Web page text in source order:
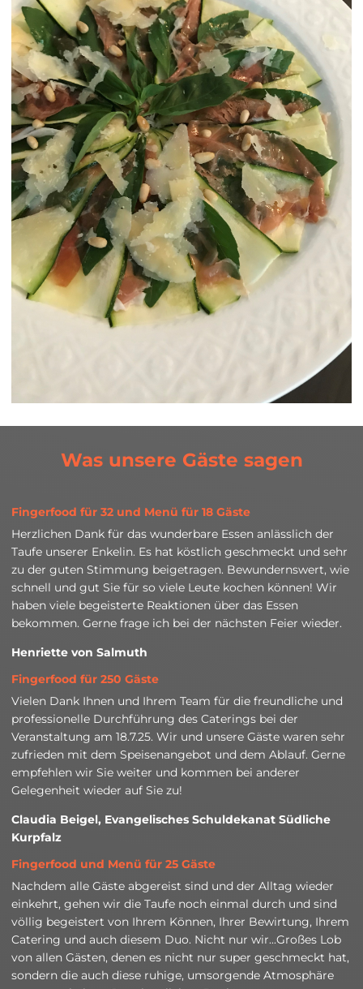
Was unsere Gäste sagen
Fingerfood für 32 und Menü für 18 Gäste
Herzlichen Dank für das wunderbare Essen anlässlich der
Taufe unserer Enkelin. Es hat köstlich geschmeckt und sehr
zu der guten Stimmung beigetragen. Bewundernswert, wie
schnell und gut Sie für so viele Leute kochen können! Wir
haben viele begeisterte Reaktionen über das Essen
bekommen. Gerne frage ich bei der nächsten Feier wieder.
Henriette von Salmuth
Fingerfood für 250 Gäste
Vielen Dank Ihnen und Ihrem Team für die freundliche und
professionelle Durchführung des Caterings bei der
Veranstaltung am 18.7.25. Wir und unsere Gäste waren sehr
zufrieden mit dem Speisenangebot und dem Ablauf. Gerne
empfehlen wir Sie weiter und kommen bei anderer
Gelegenheit wieder auf Sie zu!
Claudia Beigel, Evangelisches Schuldekanat Südliche
Kurpfalz
Fingerfood und Menü für 25 Gäste
Nachdem alle Gäste abgereist sind und der Alltag wieder
einkehrt, gehen wir die Taufe noch einmal durch und sind
völlig begeistert von Ihrem Können, Ihrer Bewirtung, Ihrem
Catering und auch diesem Duo. Nicht nur wir...Großes Lob
von allen Gästen, denen es nicht nur super geschmeckt hat,
sondern die auch diese ruhige, umsorgende Atmosphäre